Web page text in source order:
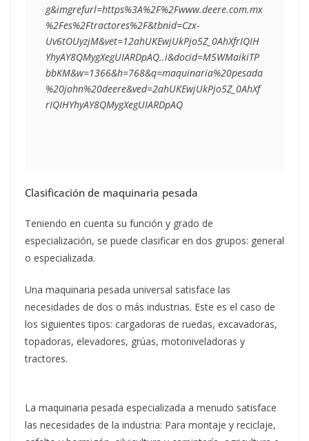
g&imgrefurl=https%3A%2F%2Fwww.deere.com.mx
%2Fes%2Ftractores%2F&tbnid=Czx-
Uv6tOUyzjM&vet=12ahUKEwjUkPjo5Z_0AhXfrIQIH
YhyAY8QMygXegUIARDpAQ..i&docid=M5WMaikiTP
bbKM&w=1366&h=768&q=maquinaria%20pesada
%20john%20deere&ved=2ahUKEwjUkPjo5Z_0AhXf
Clasificación de maquinaria pesada
Teniendo en cuenta su función y grado de
especialización, se puede clasificar en dos grupos: general
o especializada.
Una maquinaria pesada universal satisface las
necesidades de dos o más industrias. Este es el caso de
los siguientes tipos: cargadoras de ruedas, excavadoras,
topadoras, elevadores, grúas, motoniveladoras y
tractores.
La maquinaria pesada especializada a menudo satisface
las necesidades de la industria: Para montaje y reciclaje,